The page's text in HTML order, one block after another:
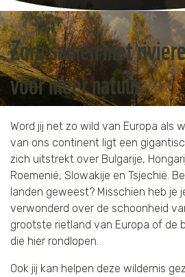
Zorg samen met
voor meer natuur
Word jij net zo wild van Europa als
van ons continent ligt een
zich uitstrekt over Bulgarije,
Roemenië, Slowakije en Tsjechië.
landen geweest? Misschien heb je
verwonderd over de schoonheid
grootste rietland van Europa of de
die hier rondlopen.
Ook jij kan helpen deze wildernis
Jaguar
Koraal
Leeuw
Luipaard
Neushoorn
Olifant
Orang-oetan
Kleding & Accessoires
Speelgoed